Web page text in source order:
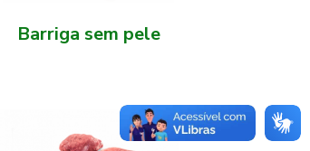
Barriga sem pele